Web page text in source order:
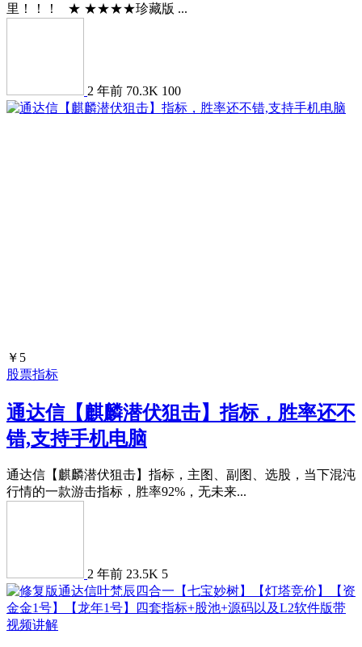
里！！！ ★ ★★★★珍藏版 ...
2 年前 70.3K 100
￥5
股票指标
通达信【麒麟潜伏狙击】指标，胜率还不
错,支持手机电脑
通达信【麒麟潜伏狙击】指标，主图、副图、选股，当下混沌
行情的一款游击指标，胜率92%，无未来...
2 年前 23.5K 5